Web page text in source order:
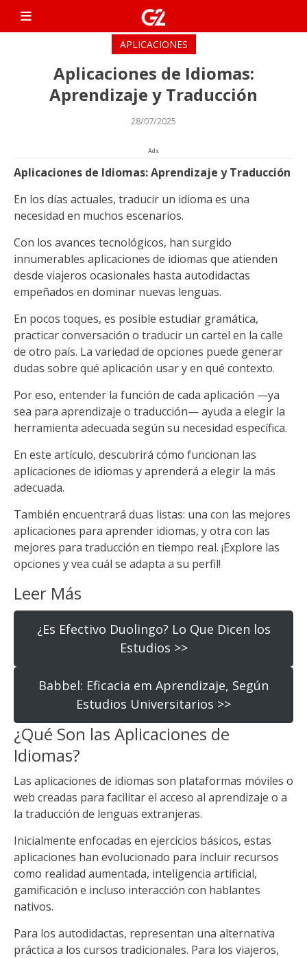
G2 Dicas
exclusivo de WhatsApp y
recibe toda la información
más reciente sobre los
bonos y programas 820
2025. Después de unirte,
APLICACIONES
Aplicaciones de Idiomas:
Aprendizaje y Traducción
28/07/2025
Ads
Aplicaciones de Idiomas: Aprendizaje y Traducción
En los días actuales, traducir un idioma es una
necesidad en muchos escenarios.
Con los avances tecnológicos, han surgido
innumerables aplicaciones de idiomas que atienden
desde viajeros ocasionales hasta autodidactas
empeñados en dominar nuevas lenguas.
En pocos toques, es posible estudiar gramática,
practicar conversación o traducir un cartel en la calle
de otro país. La variedad de opciones puede generar
dudas sobre qué aplicación usar y en qué contexto.
Por eso, entender la función de cada aplicación —ya
sea para aprendizaje o traducción— ayuda a elegir la
herramienta adecuada según su necesidad específica.
En este artículo, descubrirá cómo funcionan las
aplicaciones de idiomas y aprenderá a elegir la más
adecuada.
También encuentrará duas listas: una con las mejores
aplicaciones para aprender idiomas, y otra con las
mejores para traducción en tiempo real. ¡Explore las
opciones y vea cuál se adapta a su perfil!
Leer Más
¿Es Efectivo Duolingo? Lo Que Dicen los
Estudios >>
Babbel: Eficacia em Aprendizaje, Según
Estudios Universitarios >>
¿Qué Son las Aplicaciones de
Idiomas?
Las aplicaciones de idiomas son plataformas móviles o
web creadas para facilitar el acceso al aprendizaje o a
la traducción de lenguas extranjeras.
Inicialmente enfocadas en ejercicios básicos, estas
aplicaciones han evolucionado para incluir recursos
como realidad aumentada, inteligencia artificial,
gamificación e incluso interacción con hablantes
nativos.
Para los autodidactas, representan una alternativa
práctica a los cursos tradicionales. Para los viajeros,